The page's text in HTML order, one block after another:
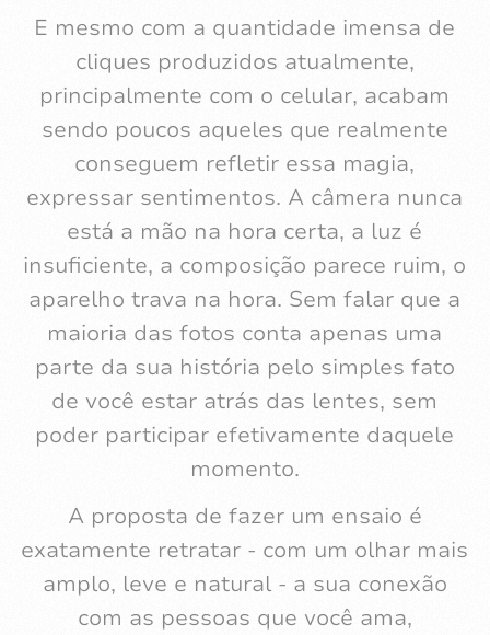
E mesmo com a quantidade imensa de
cliques produzidos atualmente,
principalmente com o celular, acabam
sendo poucos aqueles que realmente
conseguem refletir essa magia,
expressar sentimentos. A câmera nunca
está a mão na hora certa, a luz é
insuficiente, a composição parece ruim, o
aparelho trava na hora. Sem falar que a
maioria das fotos conta apenas uma
parte da sua história pelo simples fato
de você estar atrás das lentes, sem
poder participar efetivamente daquele
momento.
A proposta de fazer um ensaio é
exatamente retratar - com um olhar mais
amplo, leve e natural - a sua conexão
com as pessoas que você ama,